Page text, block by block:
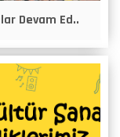
Devam Ed..